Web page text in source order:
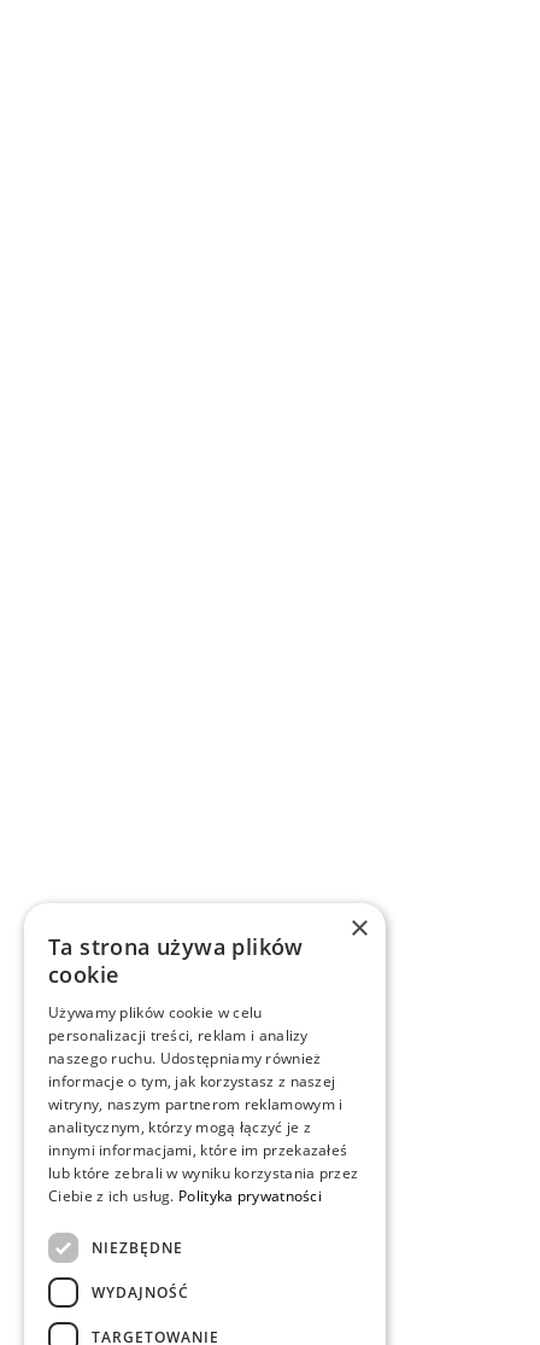
×
Ta strona używa plików
cookie
Używamy plików cookie w celu
personalizacji treści, reklam i analizy
naszego ruchu. Udostępniamy również
informacje o tym, jak korzystasz z naszej
witryny, naszym partnerom reklamowym i
analitycznym, którzy mogą łączyć je z
innymi informacjami, które im przekazałeś
lub które zebrali w wyniku korzystania przez
Ciebie z ich usług. Polityka prywatności
NIEZBĘDNE
WYDAJNOŚĆ
TARGETOWANIE